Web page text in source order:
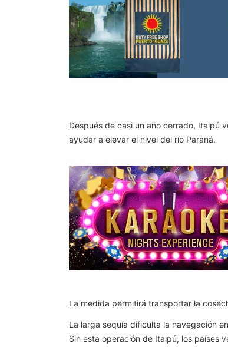
Después de casi un año cerrado, Itaipú
ayudar a elevar el nivel del río Paraná.
La medida permitirá transportar la
La larga sequía dificulta la navegación
Sin esta operación de Itaipú, los países